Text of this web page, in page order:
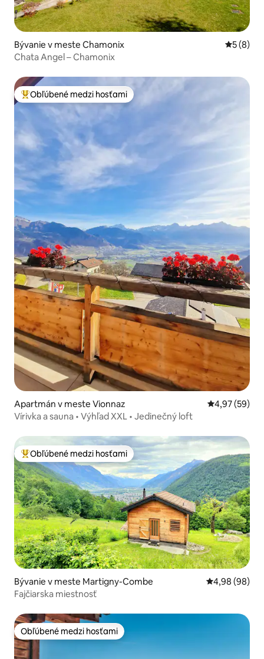
Bývanie v meste Chamonix
5 (8)
Chata Angel – Chamonix
Najobľúbenejšie medzi hosťami
Obľúbené medzi hosťami
Apartmán v meste Vionnaz Priemerné
4,97 (59)
Vírivka a sauna • Výhľad XXL • Jedinečný loft
Najobľúbenejšie medzi hosťami
Obľúbené medzi hosťami
Bývanie v meste Martigny-Combe Priemerné
4,98 (98)
Fajčiarska miestnosť
Obľúbené medzi hosťami
Obľúbené medzi hosťami